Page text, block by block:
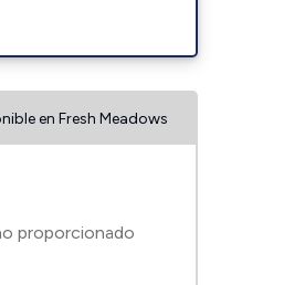
en Fresh Meadows
proporcionado